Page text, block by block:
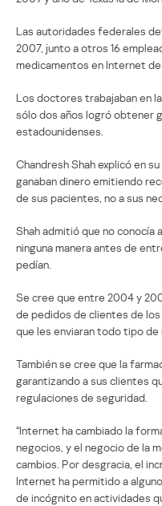
Las autoridades federales
2007, junto a otros 16
medicamentos en Internet
Los doctores trabajaban en
sólo dos años logró obtener
estadounidenses.
Chandresh Shah explicó en
ganaban dinero emitiendo
de sus pacientes, no a sus
Shah admitió que no conocía
ninguna manera antes de
pedían.
Se cree que entre 2004 y
de pedidos de clientes de
que les enviaran todo tipo de
También se cree que la
garantizando a sus clientes
regulaciones de seguridad.
“Internet ha cambiado la
negocios, y el negocio de la
cambios. Por desgracia, el
Internet ha permitido a
de incógnito en actividades